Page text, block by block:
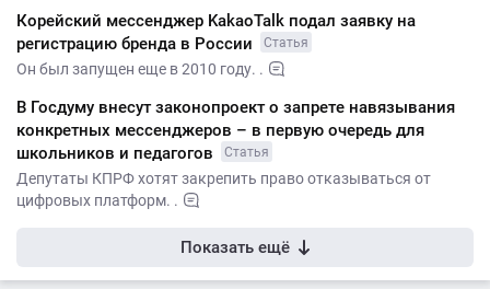
Корейский мессенджер KakaoTalk подал заявку на
регистрацию бренда в России
Статья
Он был запущен еще в 2010 году. .
В Госдуму внесут законопроект о запрете навязывания
конкретных мессенджеров – в первую очередь для
школьников и педагогов
Статья
Депутаты КПРФ хотят закрепить право отказываться от
цифровых платформ. .
Показать ещё